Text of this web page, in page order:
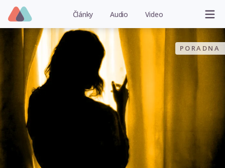
Články Audio Video
PORADNA